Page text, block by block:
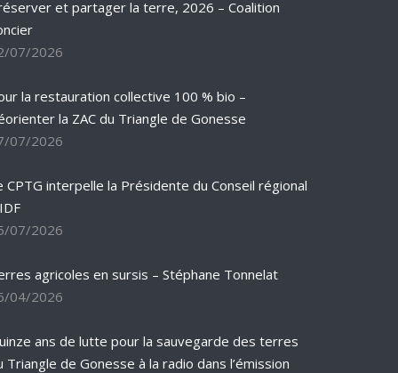
et partager la terre, 2026 – Coalition
07/2026
la restauration collective 100 % bio –
la ZAC du Triangle de Gonesse
07/2026
CPTG interpelle la Présidente du Conseil régional
07/2026
agricoles en sursis – Stéphane Tonnelat
04/2026
ans de lutte pour la sauvegarde des terres
Triangle de Gonesse à la radio dans l’émission